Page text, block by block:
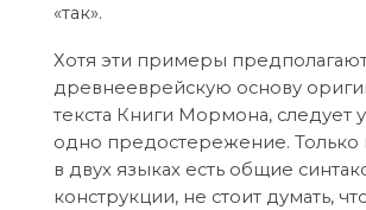
«так».
Хотя эти примеры
древнееврейскую основу
текста Книги Мормона, следует
одно предостережение. Только
в двух языках есть общие
конструкции, не стоит думать,